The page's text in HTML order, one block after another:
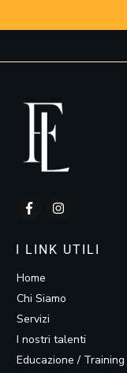
I LINK UTILI
Home
Chi Siamo
Servizi
I nostri talenti
Educazione / Training